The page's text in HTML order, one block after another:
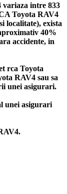
intre 833
Toyota RAV4
localitate), exista
40%
accidente, in
rca Toyota
RAV4 sau sa
unei asigurari.
unei asigurari